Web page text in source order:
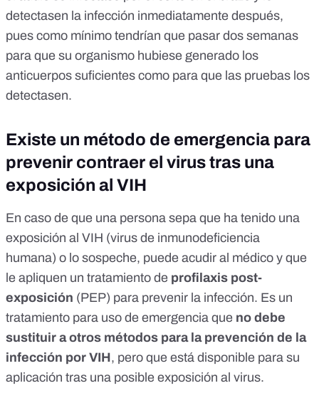
detectasen la infección inmediatamente después,
pues como mínimo tendrían que pasar dos semanas
para que su organismo hubiese generado los
anticuerpos suficientes como para que las pruebas los
detectasen.
Existe un método de emergencia para
prevenir contraer el virus tras una
exposición al VIH
En caso de que una persona sepa que ha tenido una
exposición al VIH (virus de inmunodeficiencia
humana) o lo sospeche, puede acudir al médico y que
le apliquen un tratamiento de profilaxis post-
exposición (PEP) para prevenir la infección. Es un
tratamiento para uso de emergencia que no debe
sustituir a otros métodos para la prevención de la
infección por VIH, pero que está disponible para su
aplicación tras una posible exposición al virus.